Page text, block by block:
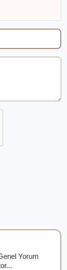
Yorum